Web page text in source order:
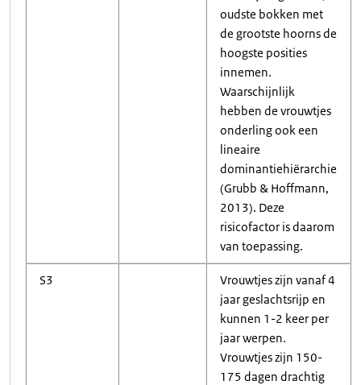
oudste bokken met
de grootste hoorns de
hoogste posities
innemen.
Waarschijnlijk
hebben de vrouwtjes
onderling ook een
lineaire
dominantiehiërarchie
(Grubb & Hoffmann,
2013). Deze
risicofactor is daarom
van toepassing.
S3
Vrouwtjes zijn vanaf 4
jaar geslachtsrijp en
kunnen 1-2 keer per
jaar werpen.
Vrouwtjes zijn 150-
175 dagen drachtig